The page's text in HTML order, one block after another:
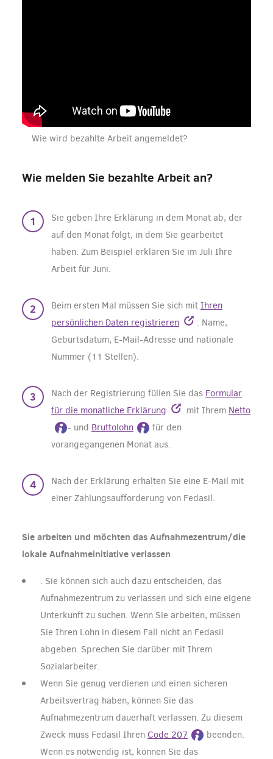
Wie wird bezahlte Arbeit angemeldet?
Wie melden Sie bezahlte Arbeit an?
Sie geben Ihre Erklärung in dem Monat ab, der
auf den Monat folgt, in dem Sie gearbeitet
haben. Zum Beispiel erklären Sie im Juli Ihre
Arbeit für Juni.
Beim ersten Mal müssen Sie sich mit Ihren
persönlichen Daten registrieren
: Name,
Geburtsdatum, E-Mail-Adresse und nationale
Nummer (11 Stellen).
Nach der Registrierung füllen Sie das Formular
für die monatliche Erklärung
mit Ihrem Netto
- und Bruttolohn
für den
vorangegangenen Monat aus.
Nach der Erklärung erhalten Sie eine E-Mail mit
einer Zahlungsaufforderung von Fedasil.
Sie arbeiten und möchten das Aufnahmezentrum/die
lokale Aufnahmeinitiative verlassen
. Sie können sich auch dazu entscheiden, das
Aufnahmezentrum zu verlassen und sich eine eigene
Unterkunft zu suchen. Wenn Sie arbeiten, müssen
Sie Ihren Lohn in diesem Fall nicht an Fedasil
abgeben. Sprechen Sie darüber mit Ihrem
Sozialarbeiter.
Wenn Sie genug verdienen und einen sicheren
Arbeitsvertrag haben, können Sie das
Aufnahmezentrum dauerhaft verlassen. Zu diesem
Zweck muss Fedasil Ihren Code 207
beenden.
Wenn es notwendig ist, können Sie das